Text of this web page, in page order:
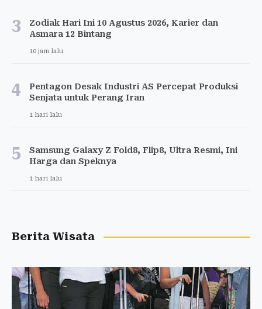
3
Zodiak Hari Ini 10 Agustus 2026, Karier dan
Asmara 12 Bintang
10 jam lalu
4
Pentagon Desak Industri AS Percepat Produksi
Senjata untuk Perang Iran
1 hari lalu
5
Samsung Galaxy Z Fold8, Flip8, Ultra Resmi, Ini
Harga dan Speknya
1 hari lalu
Berita Wisata